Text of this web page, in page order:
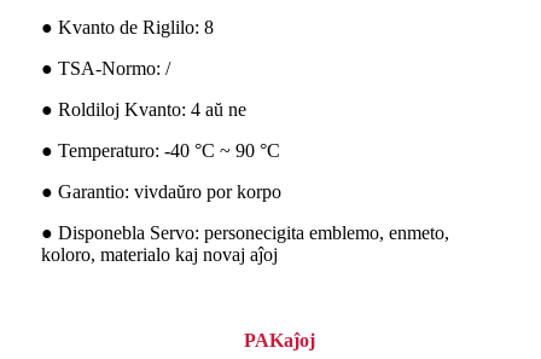
● Kvanto de Riglilo: 8
● TSA-Normo: /
● Roldiloj Kvanto: 4 aŭ ne
● Temperaturo: -40 °C ~ 90 °C
● Garantio: vivdaŭro por korpo
● Disponebla Servo: personecigita emblemo, enmeto,
koloro, materialo kaj novaj aĵoj
PAKaĵoj